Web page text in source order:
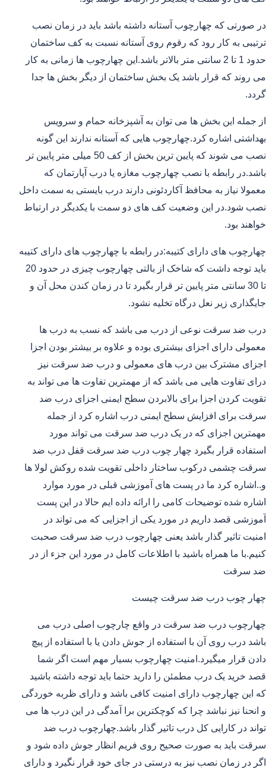
در صورتی که چهارچوب آستانه داشته باشد باید در زمان نصب
ترتیبی به کار رود که رقوم روی آستانه نسبت به کف ساختمان
حدود 1 تا 2 سانتی متر بالاتر باشد.این چهارچوب ها زمانی به کار
می روند که قرار باشد یک بخش ساختمان از دیگر بخش ها جدا
گردد.
از جمله این بخش ها می توان به آشپزخانه حمام و سرویس
بهداشتی اشاره کرد.چهارچوب هایی که آستانه ندارند این گونه
نصب می شوند که پایین ترین بخش از کف 50 میلی متر پایین تر
باشد.در رابطه با نصب چهارچوب مغازه یا درب آپارتمان که
معمولا نیاز به محافظ آکاردئونی دارند درب بایستی به سمت داخل
نصب شود.در این وضعیت کف های دو سمت با یکدیگر در ارتباط
خواهند بود.
چهارچوب های دارای کتیبه:در رابطه با چهارچوب های دارای کتیبه
باید توجه داشت که شاخک از بالتی چهارچوب چیزی در حدود 20
تا 30 سانتی متر پایین تر قرار بگیرد تا در زمان کندن محل آن و
جایگذاری زیر نعل درگاه تخلیه نشود.
درب ضد سرقت نوعی از درب می باشد که نسب به درب ها
معمولی دارای اجزای بیشتری بوده و علاوه بر بیشتر بودن اجزا
اجزای مشترک بین درب های معمولی و درب ضد سرقت نیز
درای تفاوت هایی می باشد که از مهمترین تفاوت ها می تواند به
تقویت کردن اجزا برای بالابردن سطح ایمنی اجزای درب ضد
سرقت برای افزایش سطح ایمنی درب اشاره کرد از جمله
مهمترین اجزای که در یک درب ضد سرقت می تواند مورد
استفاده قرار بگیرد چهار چوب درب ضد سرقت قفل درب ضد
سرقت چشمی درکوب ساختار داخلی تقویت شده روکش لولا ها
و..اشاره کرد ما در پست های آموزشی قبلی در مورد موارد
اشاره شده توضیحات کامی را ارائه داده ایم حالا در این پست
آموزشی قصد داریم در مورد یکی از اجزایی که می تواند در
امنیت تاثیر گذار باشد یعنی چهارچوب درب ضد سرقت صحبت
کنیم.با ما همراه باشید با اطلاعات کامل در مورد این جزء از در
ضد سرقت
چهار چوب درب ضد سرقت چیست
چهارچوب درب ضد سرقت در واقع چارچوب اصلی درب می
باشد درب روی آن با استفاده از جوش دادن یا با استفاده از پیچ
دادن قرار میگیرد.امنیت چهارچوب بسیار مهم است اگر شما
قصد خرید یک درب مطمئن را دارید حتما باید توجه داشته باشید
که این چهارچوب دارای امنیت کافی باشد و دارای ظربه خوردگی
و انحنا نیز نباشد چرا که کوچکترین برا آمدگی در این درب ها می
تواند در کارایی کل درب تاثیر گذار باشد.چهارچوب درب ضد
سرقت باید به صورت صحیح روی فریم انظار جوش داده شود و
اگر در زمان نصب نیز به درستی در جای خود قرار نگیرد و دارای